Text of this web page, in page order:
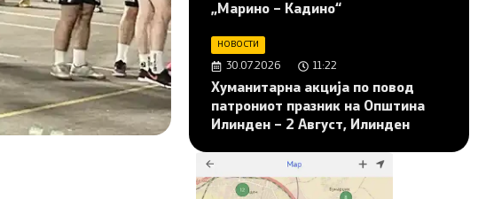
„Марино – Кадино“
НОВОСТИ
30.07.2026 11:22
Хуманитарна акција по повод
патрониот празник на Општина
Илинден – 2 Август, Илинден